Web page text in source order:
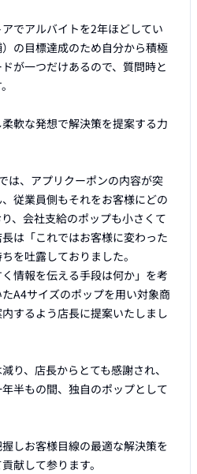
でアルバイトを2年ほどしてい
の目標達成のため自分から積極
が一つだけあるので、質問時と
軟な発想で解決策を提案する力
は、アプリクーポンの内容が突
従業員側もそれをお客様にどの
、会社支給のポップも小さくて
は「これではお客様に変わった
を吐露しておりました。
く情報を伝える手段は何か」を考
A4サイズのポップを用い対象商
するよう店長に提案いたしまし
り、店長からとても感謝され、
半もの間、独自のポップとして
しお客様目線の最適な解決策を
献して参ります。